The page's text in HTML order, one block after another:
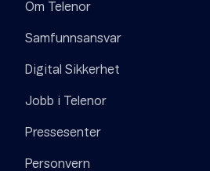
Om Telenor
Samfunnsansvar
Digital Sikkerhet
Jobb i Telenor
Pressesenter
Personvern